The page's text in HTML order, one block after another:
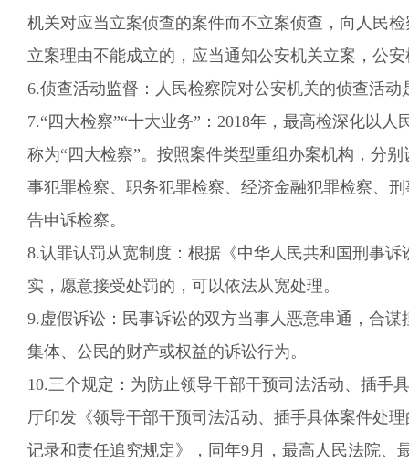
机关对应当立案侦查的案件而不立案侦查，向人民
立案理由不能成立的，应当通知公安机关立案，公
6.侦查活动监督： 人民检察院对公安机关的侦查活
7.“四大检察”“十大业务” ：2018年，最高检深化以
称为“四大检察”。按照案件类型重组办案机构，分
事犯罪检察、职务犯罪检察、经济金融犯罪检察、
告申诉检察。
8.认罪认罚从宽制度： 根据《中华人民共和国刑事
实，愿意接受处罚的，可以依法从宽处理。
9.虚假诉讼： 民事诉讼的双方当事人恶意串通，合
集体、公民的财产或权益的诉讼行为。
10.三个规定 ：为 防止领导干部干预司法活动、插手
厅印发《领导干部干预司法活动、插手具体案件处
记录和责任追究规定》，同年9月，最高人民法院